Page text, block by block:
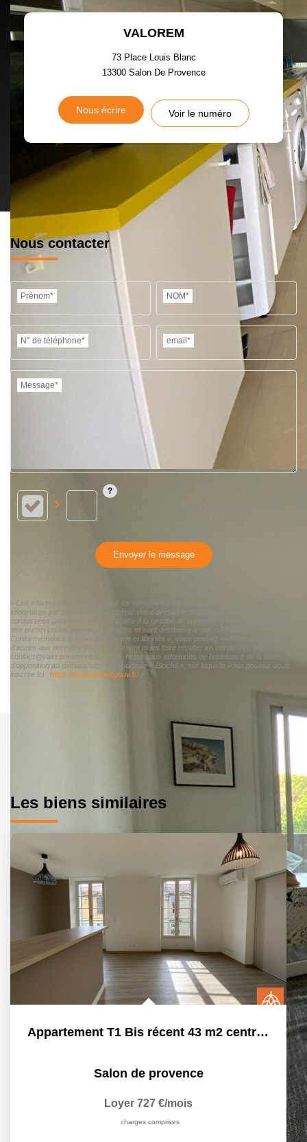
VALOREM
73 Place Louis Blanc
13300 Salon De Provence
Nous écrire Voir le numéro
Nous contacter
Prénom* NOM*
N° de téléphone* email*
Message*
Envoyer le message
« Les informations recueillies sur ce formulaire sont enregistrées dans un fichier
informatisé par VALOREM pour gérer votre demande de contact. Elles sont
conservées pour la durée nécessaire à la gestion de la relation client dans le respect
des prescriptions légales applicables et sont destinées à nos conseillers
Conformément à la loi « informatique et libertés », vous pouvez exercer votre droit
d'accès aux données vous concernant et les faire rectifier en contactant VALOREM
contact@valorem-immobilier.com. Nous vous informons de l'existence de la liste
d'opposition au démarchage téléphonique « Bloctel », sur laquelle vous pouvez vous
inscrire ici : https://www.bloctel.gouv.fr/»
Les biens similaires
Appartement T1 Bis récent 43 m2 centre-ville
Salon de provence
Loyer 727 €/mois
charges comprises